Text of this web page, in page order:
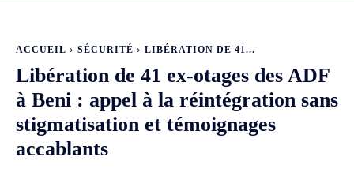
ACCUEIL SÉCURITÉ LIBÉRATION DE 41...
Libération de 41 ex-otages des ADF
à Beni : appel à la réintégration sans
stigmatisation et témoignages
accablants